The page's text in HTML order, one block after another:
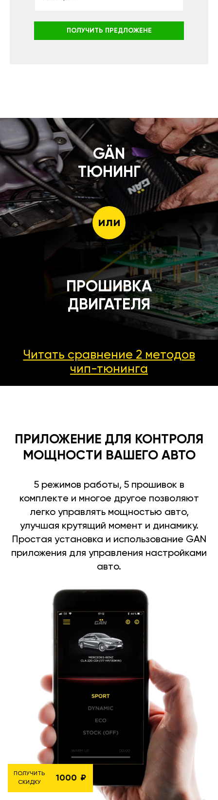
ПОЛУЧИТЬ ПРЕДЛОЖЕНЕ
GÄN
ТЮНИНГ
или
ПРОШИВКА
ДВИГАТЕЛЯ
Читать сравнение 2 методов
чип-тюнинга
ПРИЛОЖЕНИЕ ДЛЯ КОНТРОЛЯ
МОЩНОСТИ ВАШЕГО АВТО
5 режимов работы, 5 прошивок в
комплекте и многое другое позволяют
легко управлять мощностью авто,
улучшая крутящий момент и динамику.
Простая установка и использование GAN
приложения для управления настройками
авто.
ПОЛУЧИТЬ
СКИДКУ
1000